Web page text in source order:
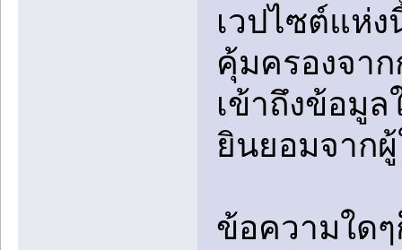
เวปไซต์แห่
คุ้มครองจา
เข้าถึงข้อมู
ยินยอมจาก
ข้อความใด